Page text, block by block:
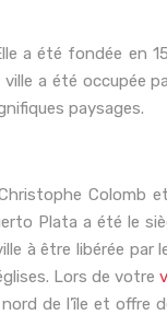
a été fondée en
a été occupée
paysages.
Plata a été le
à être libérée
Lors de votre
de l’île et